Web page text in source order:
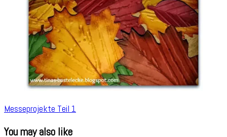
Messeprojekte Teil 1
You may also like